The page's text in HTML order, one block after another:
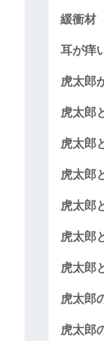
緩衝材
耳が痒
虎太郎
虎太郎
虎太郎
虎太郎
虎太郎
虎太郎
虎太郎
虎太郎
虎太郎